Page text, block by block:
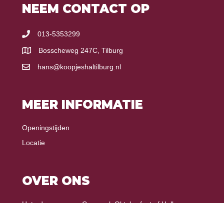
NEEM CONTACT OP
013-5353299
Bosscheweg 247C, Tilburg
hans@koopjeshaltilburg.nl
MEER INFORMATIE
Openingstijden
Locatie
OVER ONS